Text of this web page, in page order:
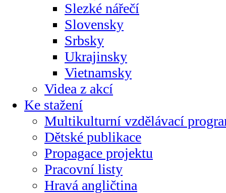
Slezké nářečí
Slovensky
Srbsky
Ukrajinsky
Vietnamsky
Videa z akcí
Ke stažení
Multikulturní vzdělávací
Dětské publikace
Propagace projektu
Pracovní listy
Hravá angličtina